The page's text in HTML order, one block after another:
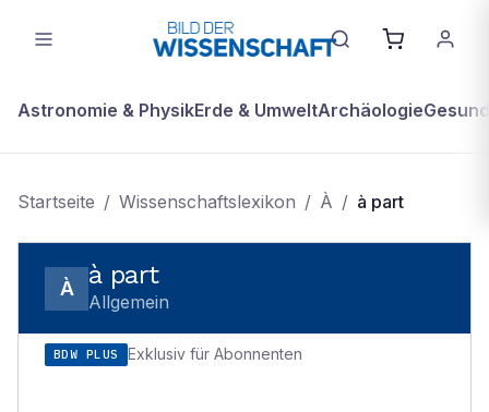
Astronomie & PhysikErde & UmweltArchäologie
Startseite / Wissenschaftslexikon / À / à part
À à part
Allgemein
BDW PLUS Exklusiv für Abonnenten